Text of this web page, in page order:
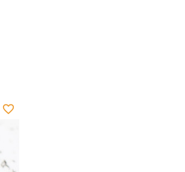
favorite_border